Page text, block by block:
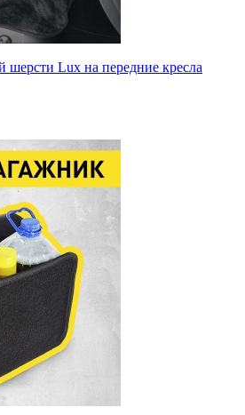
шерсти Lux на передние кресла